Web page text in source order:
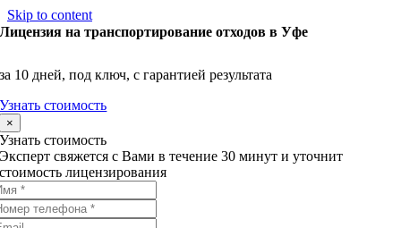
Skip to content
Лицензия на транспортирование отходов в Уфе
за 10 дней, под ключ, с гарантией результата
Узнать стоимость
×
Узнать стоимость
Эксперт свяжется с Вами в течение 30 минут и уточнит
стоимость лицензирования